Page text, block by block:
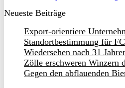
Neueste Beiträge
Export-orientiere
Standortbestimmung für
Wiedersehen nach 31
Zölle erschweren Winzern
Gegen den abflauenden